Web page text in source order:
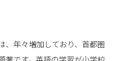
、年々増加しており、首都圏